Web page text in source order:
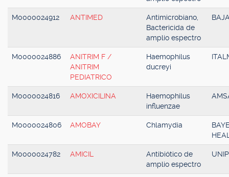
M0000024912 ANTIMED
Antimicrobiano,
Bactericida de
amplio espectro
M0000024886
ANITRIM F /
ANITRIM
PEDIATRICO
Haemophilus
ducreyi
M0000024816 AMOXICILINA
Haemophilus
influenzae
M0000024806 AMOBAY Chlamydia
M0000024782 AMICIL
Antibiótico de
amplio espectro